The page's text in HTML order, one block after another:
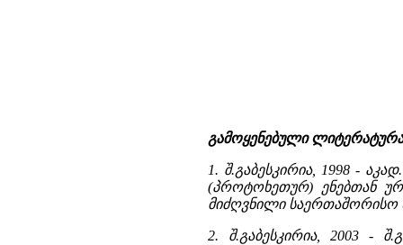
გამოყენებული
1. შ.გაბესკირია, 1998 -
(პროტოხეთურ) ენებთან
მიძღვნილი საერთაშორისო
2. შ.გაბესკირია, 2003 -